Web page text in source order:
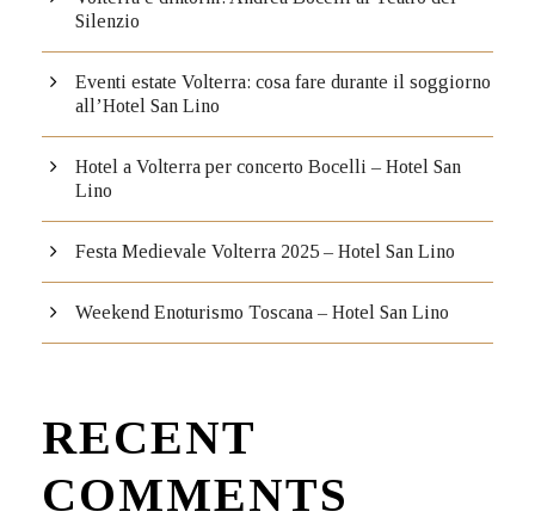
Silenzio
Eventi estate Volterra: cosa fare durante il soggiorno
all’Hotel San Lino
Hotel a Volterra per concerto Bocelli – Hotel San
Lino
Festa Medievale Volterra 2025 – Hotel San Lino
Weekend Enoturismo Toscana – Hotel San Lino
RECENT
COMMENTS